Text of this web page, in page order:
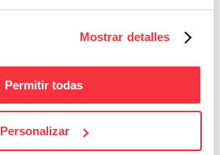
Mostrar detalles
Permitir todas
Personalizar
Bons Plans